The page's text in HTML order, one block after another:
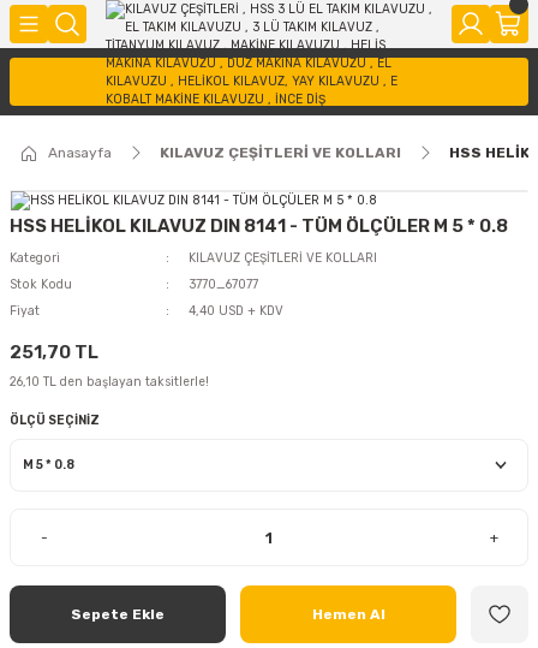
Anasayfa KILAVUZ ÇEŞİTLERİ VE KOLLARI HSS
HSS HELİKOL KILAVUZ DIN 8141 - TÜM ÖLÇÜLER M 5 * 0.8
Kategori
KILAVUZ ÇEŞİTLERİ VE KOLLARI
Stok Kodu
3770_67077
Fiyat
4,40 USD + KDV
251,70 TL
26,10 TL den başlayan taksitlerle!
ÖLÇÜ SEÇİNİZ
- +
Sepete Ekle Hemen Al